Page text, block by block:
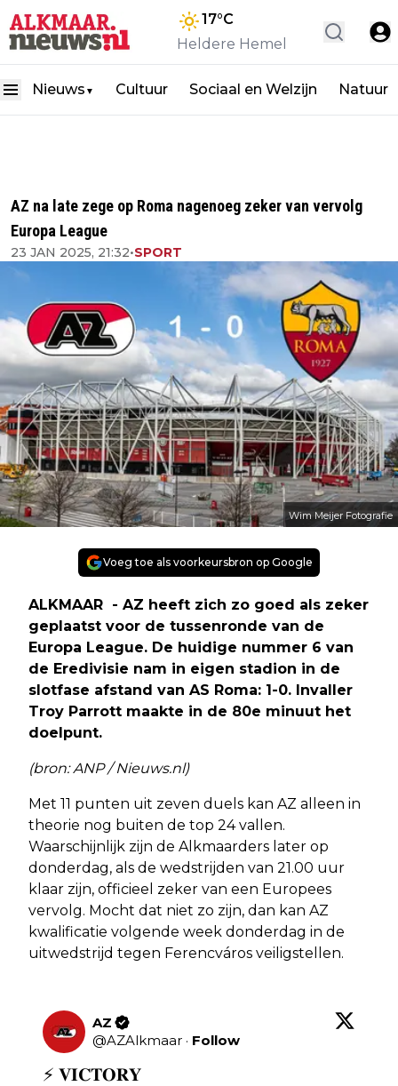
17°C
Heldere Hemel
Nieuws ▼ Cultuur Sociaal en Welzijn Natuur
AZ na late zege op Roma nagenoeg zeker van vervolg
Europa League
23 JAN 2025, 21:32•SPORT
Wim Meijer Fotografie
Voeg toe als voorkeursbron op Google
ALKMAAR - AZ heeft zich zo goed als zeker
geplaatst voor de tussenronde van de
Europa League. De huidige nummer 6 van
de Eredivisie nam in eigen stadion in de
slotfase afstand van AS Roma: 1-0. Invaller
Troy Parrott maakte in de 80e minuut het
doelpunt.
(bron: ANP / Nieuws.nl)
Met 11 punten uit zeven duels kan AZ alleen in
theorie nog buiten de top 24 vallen.
Waarschijnlijk zijn de Alkmaarders later op
donderdag, als de wedstrijden van 21.00 uur
klaar zijn, officieel zeker van een Europees
vervolg. Mocht dat niet zo zijn, dan kan AZ
kwalificatie volgende week donderdag in de
uitwedstrijd tegen Ferencváros veiligstellen.
AZ
@AZAlkmaar · Follow
⚡️ 𝐕𝐈𝐂𝐓𝐎𝐑𝐘